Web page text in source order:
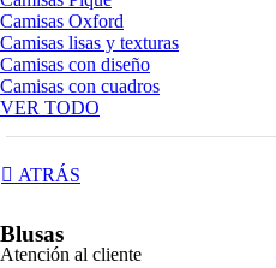
Camisas Oxford
Camisas lisas y texturas
Camisas con diseño
Camisas con cuadros
VER TODO
ATRÁS
Blusas
Atención al cliente